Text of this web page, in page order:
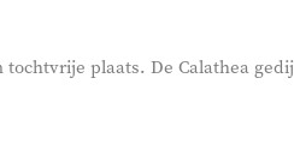
tochtvrije plaats. De Calathea